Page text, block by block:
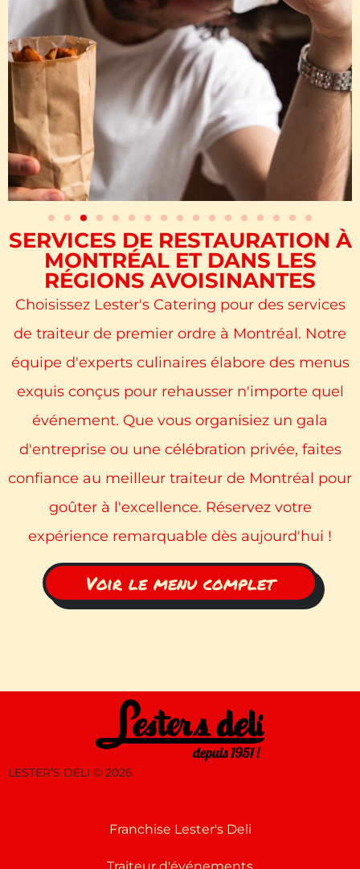
SERVICES DE RESTAURATION À
MONTRÉAL ET DANS LES
RÉGIONS AVOISINANTES
Choisissez Lester's Catering pour des services
de traiteur de premier ordre à Montréal. Notre
équipe d'experts culinaires élabore des menus
exquis conçus pour rehausser n'importe quel
événement. Que vous organisiez un gala
d'entreprise ou une célébration privée, faites
confiance au meilleur traiteur de Montréal pour
goûter à l'excellence. Réservez votre
expérience remarquable dès aujourd'hui !
Voir le menu complet
LESTER’S DELI © 2026
Franchise Lester's Deli